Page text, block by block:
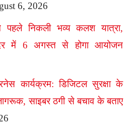
6, 2026
पहले निकली भव्य कलश यात्रा,
में 6 अगस्त से होगा आयोजन
कार्यक्रम: डिजिटल सुरक्षा के
साइबर ठगी से बचाव के बताए